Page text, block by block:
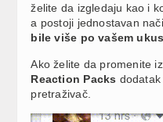
želite da izgledaju kao i
a postoji jednostavan
bile više po vašem
Ako želite da promenite
Reaction Packs dodatak
pretraživač.